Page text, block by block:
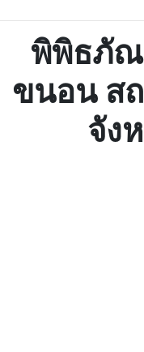
พิพิธภั
ขนอน ส
จัง